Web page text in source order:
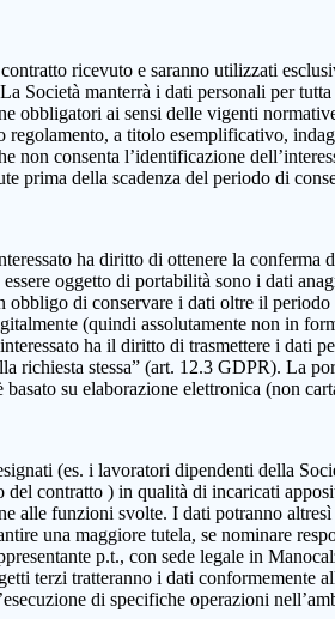
ricevuto e saranno utilizzati
manterrà i dati personali per
obbligatori ai sensi delle vigenti
a titolo esemplificativo,
consenta l’identificazione
prima della scadenza del periodo di
ha diritto di ottenere la conferma
oggetto di portabilità sono i dati
di conservare i dati oltre il
(quindi assolutamente non in
ha il diritto di trasmettere i dati
stessa” (art. 12.3 GDPR). La
su elaborazione elettronica (non
(es. i lavoratori dipendenti della
contratto ) in qualità di incaricati
funzioni svolte. I dati potranno
una maggiore tutela, se nominare
p.t., con sede legale in
terzi tratteranno i dati conformemente
di specifiche operazioni